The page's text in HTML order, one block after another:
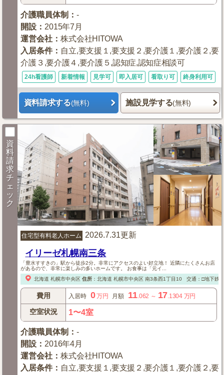
介護職員体制 ：-
開設 ： 2015年7月
運営会社 ：株式会社HITOWA
入居条件： 自立,要支援１,要支援２,要介護１,要介護２,要
介護３,要介護４,要介護５,認知症,認知症相談可
24h看護師 新着情報 見学可 即入居可 看取り可 終身利用可
資料請求する(無料) 施設見学する(無料)
資
料
請
求
チ
ェ
ッ
ク
住宅型有料老人ホーム 2026.7.31更新
イリーゼ札幌南三条
「豊水すすきの」駅から徒歩2分。非常にアクセスのよい好立地！ 近隣にたくさんお店
があるので、非常に楽しみの多いホームです。 お食事は「元イ...
北海道 札幌市中央区 住所： 北海道 札幌市中央区南3条西1丁目10 交通：□地下鉄
費用 入居時 0万円 月額 11.062 ～ 17.1304 万円
空室状況 1〜4室
介護職員体制 ：-
開設 ： 2016年4月
運営会社 ：株式会社HITOWA
入居条件： 自立,要支援１,要支援２,要介護１,要介護２,要